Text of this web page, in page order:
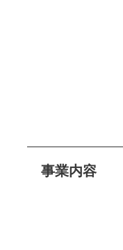
事業内容